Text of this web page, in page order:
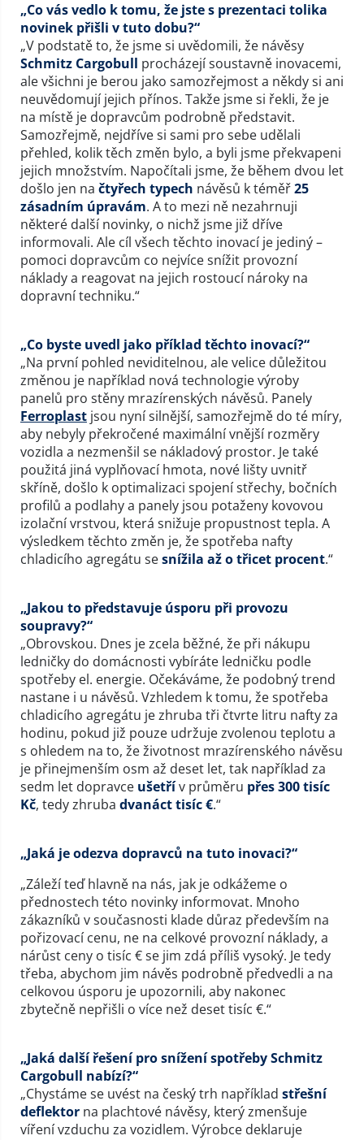
„Co vás vedlo k tomu, že jste s prezentaci tolika
novinek přišli v tuto dobu?“
„V podstatě to, že jsme si uvědomili, že návěsy
Schmitz Cargobull procházejí soustavně inovacemi,
ale všichni je berou jako samozřejmost a někdy si ani
neuvědomují jejich přínos. Takže jsme si řekli, že je
na místě je dopravcům podrobně představit.
Samozřejmě, nejdříve si sami pro sebe udělali
přehled, kolik těch změn bylo, a byli jsme překvapeni
jejich množstvím. Napočítali jsme, že během dvou let
došlo jen na čtyřech typech návěsů k téměř25
zásadním úpravám. A to mezi ně nezahrnuji
některé další novinky, o nichž jsme již dříve
informovali. Ale cíl všech těchto inovací je jediný –
pomoci dopravcům co nejvíce snížit provozní
náklady a reagovat na jejich rostoucí nároky na
dopravní techniku.“
„Co byste uvedl jako příklad těchto inovací?“
„Na první pohled neviditelnou, ale velice důležitou
změnou je například nová technologie výroby
panelů pro stěny mrazírenských návěsů. Panely
Ferroplast jsou nyní silnější, samozřejmě do té míry,
aby nebyly překročené maximální vnější rozměry
vozidla a nezmenšil se nákladový prostor. Je také
použitá jiná vyplňovací hmota, nové lišty uvnitř
skříně, došlo k optimalizaci spojení střechy, bočních
profilů a podlahy a panely jsou potaženy kovovou
izolační vrstvou, která snižuje propustnost tepla. A
výsledkem těchto změn je, že spotřeba nafty
chladicího agregátu sesnížila až o třicet procent.“
„Jakou to představuje úsporu při provozu
soupravy?“
„Obrovskou. Dnes je zcela běžné, že při nákupu
ledničky do domácnosti vybíráte ledničku podle
spotřeby el. energie. Očekáváme, že podobný trend
nastane i u návěsů. Vzhledem k tomu, že spotřeba
chladicího agregátu je zhruba tři čtvrte litru nafty za
hodinu, pokud již pouze udržuje zvolenou teplotu a
s ohledem na to, že životnost mrazírenského návěsu
je přinejmenším osm až deset let, tak například za
sedm let dopravce ušetřív průměru přes 300 tisíc
Kč, tedy zhruba dvanáct tisíc €.“
„Jaká je odezva dopravců na tuto inovaci?“
„Záleží teď hlavně na nás, jak je odkážeme o
přednostech této novinky informovat. Mnoho
zákazníků v současnosti klade důraz především na
pořizovací cenu, ne na celkové provozní náklady, a
nárůst ceny o tisíc € se jim zdá příliš vysoký. Je tedy
třeba, abychom jim návěs podrobně předvedli a na
celkovou úsporu je upozornili, aby nakonec
zbytečně nepřišli o více než deset tisíc €.“
„Jaká další řešení pro snížení spotřeby Schmitz
Cargobull nabízí?“
„Chystáme se uvést na český trh například střešní
deflektor na plachtové návěsy, který zmenšuje
víření vzduchu za vozidlem. Výrobce deklaruje